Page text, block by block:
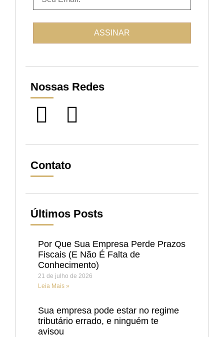
Nossas Redes
Contato
Últimos Posts
Por Que Sua Empresa Perde Prazos
Fiscais (E Não É Falta de
Conhecimento)
21 de julho de 2026
Leia Mais »
Sua empresa pode estar no regime
tributário errado, e ninguém te
avisou